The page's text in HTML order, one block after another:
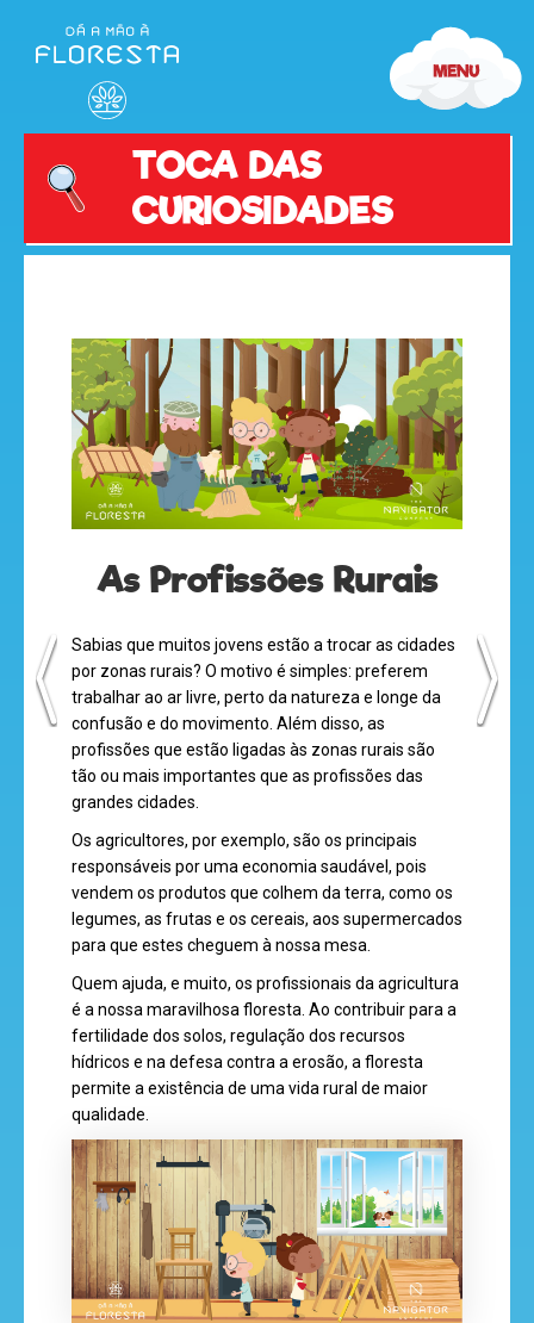
olá
desenhos
animados
mega
jogos
super
eventos
TOCA DAS
CURIOSIDADES
As Profissões Rurais
Sabias que muitos jovens estão a trocar as cidades
por zonas rurais? O motivo é simples: preferem
trabalhar ao ar livre, perto da natureza e longe da
confusão e do movimento. Além disso, as
profissões que estão ligadas às zonas rurais são
tão ou mais importantes que as profissões das
grandes cidades.
Os agricultores, por exemplo, são os principais
responsáveis por uma economia saudável, pois
vendem os produtos que colhem da terra, como os
legumes, as frutas e os cereais, aos supermercados
para que estes cheguem à nossa mesa.
Quem ajuda, e muito, os profissionais da agricultura
é a nossa maravilhosa floresta. Ao contribuir para a
fertilidade dos solos, regulação dos recursos
hídricos e na defesa contra a erosão, a floresta
permite a existência de uma vida rural de maior
qualidade.